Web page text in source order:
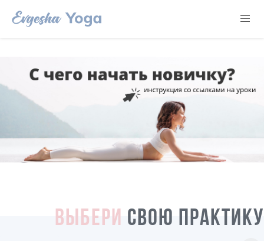
ВЫБЕРИ СВОЮ ПРАКТИКУ